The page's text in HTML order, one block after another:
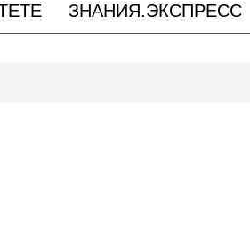
ЗНАНИЯ.ЭКСПРЕСС